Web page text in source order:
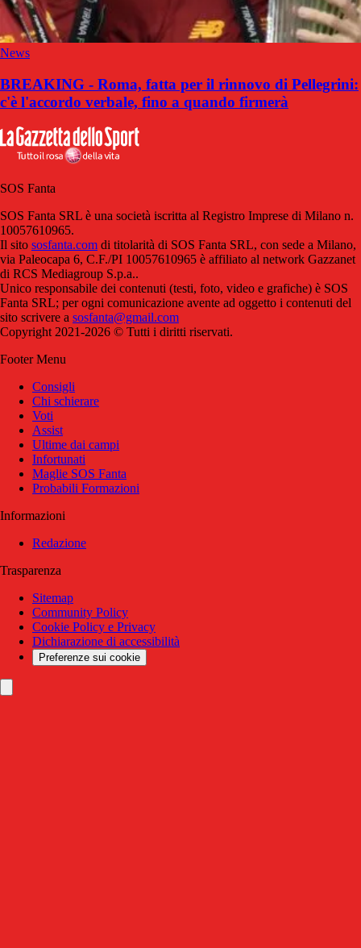
News
BREAKING - Roma, fatta per il rinnovo di Pellegrini:
c'è l'accordo verbale, fino a quando firmerà
SOS Fanta
SOS Fanta SRL è una società iscritta al Registro Imprese di Milano n.
10057610965.
Il sito sosfanta.com di titolarità di SOS Fanta SRL, con sede a Milano,
via Paleocapa 6, C.F./PI 10057610965 è affiliato al network Gazzanet
di RCS Mediagroup S.p.a..
Unico responsabile dei contenuti (testi, foto, video e grafiche) è SOS
Fanta SRL; per ogni comunicazione avente ad oggetto i contenuti del
sito scrivere a sosfanta@gmail.com
Copyright 2021-2026 © Tutti i diritti riservati.
Footer Menu
Consigli
Chi schierare
Voti
Assist
Ultime dai campi
Infortunati
Maglie SOS Fanta
Probabili Formazioni
Informazioni
Redazione
Trasparenza
Sitemap
Community Policy
Cookie Policy e Privacy
Dichiarazione di accessibilità
Preferenze sui cookie